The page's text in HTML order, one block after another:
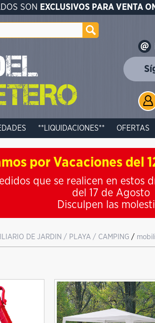
SON EXCLUSIVOS PARA VENTA
**LIQUIDACIONES** OFERTAS
por Vacaciones del
que se realicen en estos
del 17 de Agosto
Disculpen las
DE JARDIN / PLAYA / CAMPING /